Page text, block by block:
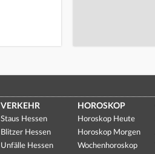
VERKEHR
Staus Hessen
Blitzer Hessen
Unfälle Hessen
HOROSKOP
Horoskop Heute
Horoskop Morgen
Wochenhoroskop